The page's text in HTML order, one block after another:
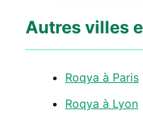
Autres villes
Roqya à Paris
Roqya à Lyon